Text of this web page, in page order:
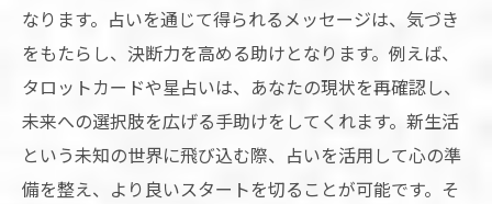
なります。占いを通じて得られるメッセージは、気づき
をもたらし、決断力を高める助けとなります。例えば、
タロットカードや星占いは、あなたの現状を再確認し、
未来への選択肢を広げる手助けをしてくれます。新生活
という未知の世界に飛び込む際、占いを活用して心の準
備を整え、より良いスタートを切ることが可能です。そ